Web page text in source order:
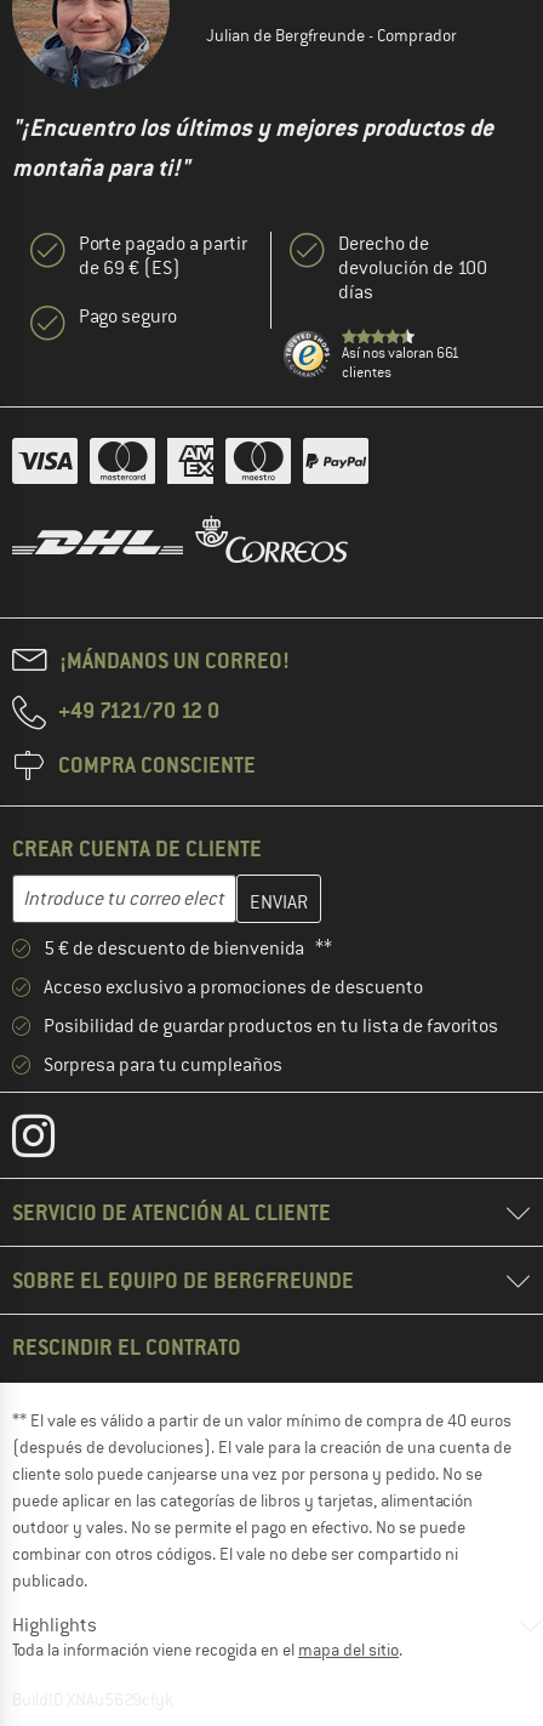
Julian de Bergfreunde - Comprador
"¡Encuentro los últimos y mejores productos de
montaña para ti!"
Porte pagado a partir
de 69 € (ES)
Pago seguro
Derecho de
devolución de 100
días
Así nos valoran 661
clientes
¡MÁNDANOS UN CORREO!
+49 7121/70 12 0
COMPRA CONSCIENTE
CREAR CUENTA DE CLIENTE
Dirección de correo electrónico
Introduce aquí tu dirección de correo electrónico y crea tu
5 € de descuento de bienvenida **
Acceso exclusivo a promociones de descuento
Posibilidad de guardar productos en tu lista de favoritos
Sorpresa para tu cumpleaños
SERVICIO DE ATENCIÓN AL CLIENTE
SOBRE EL EQUIPO DE BERGFREUNDE
RESCINDIR EL CONTRATO
** El vale es válido a partir de un valor mínimo de compra de 40 euros
(después de devoluciones). El vale para la creación de una cuenta de
cliente solo puede canjearse una vez por persona y pedido. No se
puede aplicar en las categorías de libros y tarjetas, alimentación
outdoor y vales. No se permite el pago en efectivo. No se puede
combinar con otros códigos. El vale no debe ser compartido ni
publicado.
Highlights
Toda la información viene recogida en el mapa del sitio.